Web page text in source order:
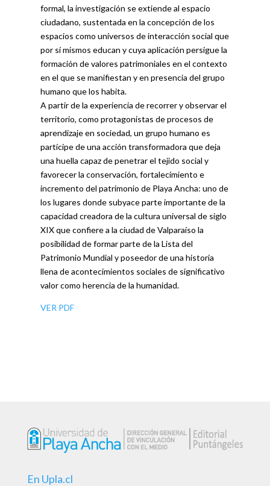
formal, la investigación se extien­de al espacio
ciudadano, sustentada en la concepción de los
espacios como universos de interacción social que
por sí mismos educan y cuya aplicación persigue la
formación de valores patrimoniales en el contex­to
en el que se manifiestan y en presencia del grupo
humano que los habita.
A partir de la experiencia de recorrer y observar el
territorio, como pro­tagonistas de procesos de
aprendizaje en sociedad, un grupo humano es
partícipe de una acción transformadora que deja
una huella capaz de penetrar el tejido social y
favorecer la conservación, fortalecimiento e
incremento del patrimonio de Playa Ancha: uno de
los lugares donde subyace parte importante de la
capacidad creadora de la cultura uni­versal de siglo
XIX que confiere a la ciudad de Valparaíso la
posibilidad de formar parte de la Lista del
Patrimonio Mundial y poseedor de una historia
llena de acontecimientos sociales de significativo
valor como herencia de la humanidad.
VER PDF
En Upla.cl